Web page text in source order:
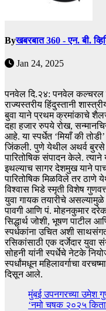
Byखबरबात 360 - एन. बी.
Jan 24, 2025
पनवेल दि.२४: पनवेल कल्चरल
राज्यस्तरीय हिंदुस्तानी
बुवा याने प्रथम क्रमांकाचे
दहा हजार रुपये रोख,
आहे. या स्पर्धेत ‘मियाँ की
जिंकली. पुणे येथील अथर्व बुरसे
पारितोषिक संपादन केले. त्याने
इथल्याच सागर देशमुख याने
पारितोषिक मिळविले तर ठाणे
विश्वास भिडे स्मृती विशेष
युवा गायक तयारीचे असल्यामुळे
पावगी आणि पं. मोहनकुमार
सिद्धार्थ जोशी, भूषण पाटील
स्पर्धकांना उचित अशी
रसिकांसाठी एक दर्जेदार युवा
सोहनी यांनी स्पर्धेचे नेटके
स्पर्धांमधून महिलावर्गाचा
दिसून आले.
मुंबई उपनगरच्या उमेश
‘नमो चषक २०२५